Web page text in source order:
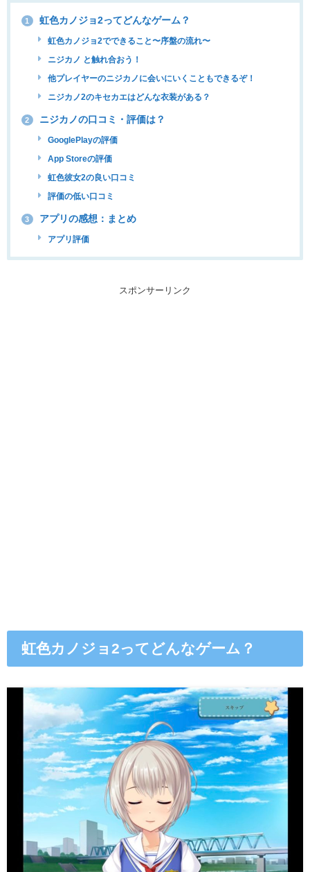
1 虹色カノジョ2ってどんなゲーム？
虹色カノジョ2でできること〜序盤の流れ〜
ニジカノ と触れ合おう！
他プレイヤーのニジカノに会いにいくこともできるぞ！
ニジカノ2のキセカエはどんな衣装がある？
2 ニジカノの口コミ・評価は？
GooglePlayの評価
App Storeの評価
虹色彼女2の良い口コミ
評価の低い口コミ
3 アプリの感想：まとめ
アプリ評価
スポンサーリンク
虹色カノジョ2ってどんなゲーム？